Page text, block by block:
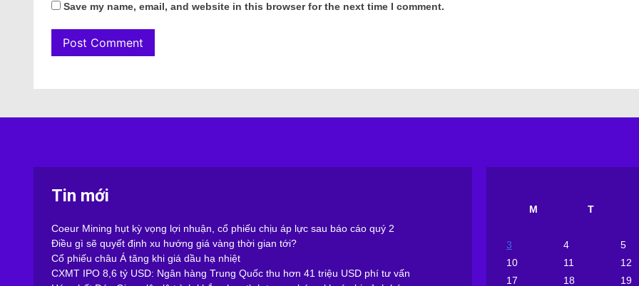
Save my name, email, and website in this browser for the next time I comment.
Tin mới
Coeur Mining hụt kỳ vọng lợi nhuận, cổ phiếu chịu áp lực sau báo cáo quý 2
Điều gì sẽ quyết định xu hướng giá vàng thời gian tới?
Cổ phiếu châu Á tăng khi giá dầu hạ nhiệt
CXMT IPO 8,6 tỷ USD: Ngân hàng Trung Quốc thu hơn 41 triệu USD phí tư vấn
M T
3 4
5
10
11
12
17
18 19